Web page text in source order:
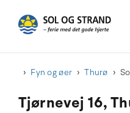
Fyn og øer Thurø
Tjørnevej 16,